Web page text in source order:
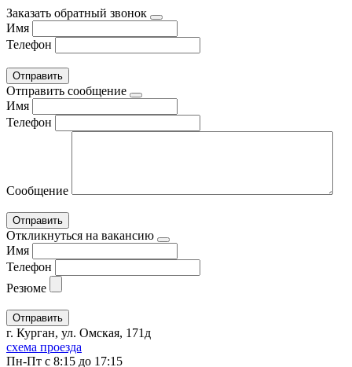
Заказать обратный звонок
Имя
Телефон
Отправить сообщение
Имя
Телефон
Сообщение
Откликнуться на вакансию
Имя
Телефон
Резюме
г. Курган, ул. Омская, 171д
схема проезда
Пн-Пт с 8:15 до 17:15